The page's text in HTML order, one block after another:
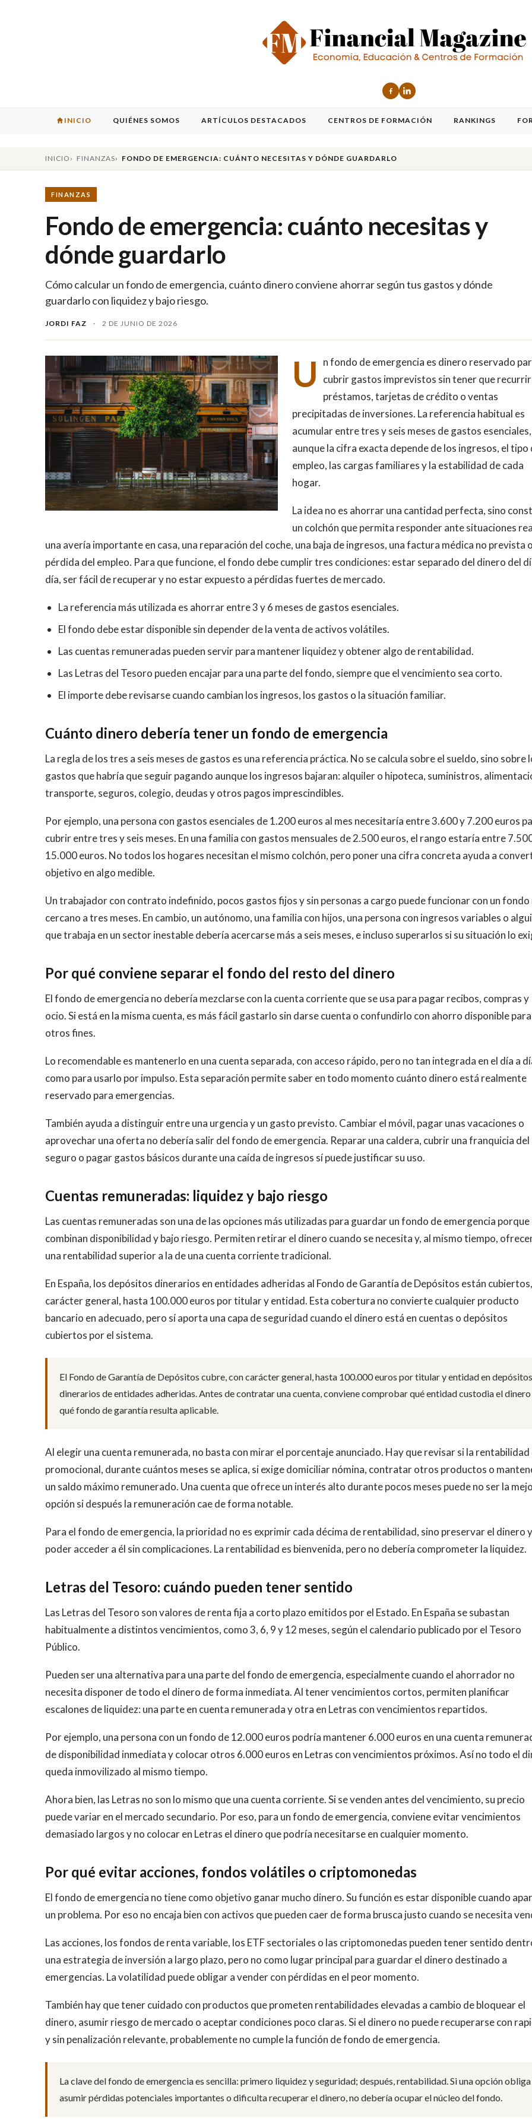
INICIO QUIÉNES SOMOS ARTÍCULOS DESTACADOS CENTROS DE FORMACIÓN RANKINGS
INICIO FINANZAS FONDO DE EMERGENCIA: CUÁNTO NECESITAS Y DÓNDE GUARDARLO
FINANZAS
Fondo de emergencia: cuánto necesitas y
dónde guardarlo
Cómo calcular un fondo de emergencia, cuánto dinero conviene ahorrar según tus gastos y dónde
guardarlo con liquidez y bajo riesgo.
JORDI FAZ · 2 DE JUNIO DE 2026
U
n fondo de emergencia es dinero reservado
cubrir gastos imprevistos sin tener que recurrir
préstamos, tarjetas de crédito o ventas
precipitadas de inversiones. La referencia habitual es
acumular entre tres y seis meses de gastos esenciales,
aunque la cifra exacta depende de los ingresos, el tipo
empleo, las cargas familiares y la estabilidad de cada
hogar.
La idea no es ahorrar una cantidad perfecta, sino
un colchón que permita responder ante situaciones
una avería importante en casa, una reparación del coche, una baja de ingresos, una factura médica no prevista
pérdida del empleo. Para que funcione, el fondo debe cumplir tres condiciones: estar separado del dinero del
día, ser fácil de recuperar y no estar expuesto a pérdidas fuertes de mercado.
La referencia más utilizada es ahorrar entre 3 y 6 meses de gastos esenciales.
El fondo debe estar disponible sin depender de la venta de activos volátiles.
Las cuentas remuneradas pueden servir para mantener liquidez y obtener algo de rentabilidad.
Las Letras del Tesoro pueden encajar para una parte del fondo, siempre que el vencimiento sea corto.
El importe debe revisarse cuando cambian los ingresos, los gastos o la situación familiar.
Cuánto dinero debería tener un fondo de emergencia
La regla de los tres a seis meses de gastos es una referencia práctica. No se calcula sobre el sueldo, sino sobre
gastos que habría que seguir pagando aunque los ingresos bajaran: alquiler o hipoteca, suministros,
transporte, seguros, colegio, deudas y otros pagos imprescindibles.
Por ejemplo, una persona con gastos esenciales de 1.200 euros al mes necesitaría entre 3.600 y 7.200 euros
cubrir entre tres y seis meses. En una familia con gastos mensuales de 2.500 euros, el rango estaría entre
15.000 euros. No todos los hogares necesitan el mismo colchón, pero poner una cifra concreta ayuda a
objetivo en algo medible.
Un trabajador con contrato indefinido, pocos gastos fijos y sin personas a cargo puede funcionar con un fondo
cercano a tres meses. En cambio, un autónomo, una familia con hijos, una persona con ingresos variables o
que trabaja en un sector inestable debería acercarse más a seis meses, e incluso superarlos si su situación lo
Por qué conviene separar el fondo del resto del dinero
El fondo de emergencia no debería mezclarse con la cuenta corriente que se usa para pagar recibos, compras y
ocio. Si está en la misma cuenta, es más fácil gastarlo sin darse cuenta o confundirlo con ahorro disponible para
otros fines.
Lo recomendable es mantenerlo en una cuenta separada, con acceso rápido, pero no tan integrada en el día a
como para usarlo por impulso. Esta separación permite saber en todo momento cuánto dinero está realmente
reservado para emergencias.
También ayuda a distinguir entre una urgencia y un gasto previsto. Cambiar el móvil, pagar unas vacaciones o
aprovechar una oferta no debería salir del fondo de emergencia. Reparar una caldera, cubrir una franquicia del
seguro o pagar gastos básicos durante una caída de ingresos sí puede justificar su uso.
Cuentas remuneradas: liquidez y bajo riesgo
Las cuentas remuneradas son una de las opciones más utilizadas para guardar un fondo de emergencia porque
combinan disponibilidad y bajo riesgo. Permiten retirar el dinero cuando se necesita y, al mismo tiempo,
una rentabilidad superior a la de una cuenta corriente tradicional.
En España, los depósitos dinerarios en entidades adheridas al Fondo de Garantía de Depósitos están
carácter general, hasta 100.000 euros por titular y entidad. Esta cobertura no convierte cualquier producto
bancario en adecuado, pero sí aporta una capa de seguridad cuando el dinero está en cuentas o depósitos
cubiertos por el sistema.
El Fondo de Garantía de Depósitos cubre, con carácter general, hasta 100.000 euros por titular y entidad en depósitos
dinerarios de entidades adheridas. Antes de contratar una cuenta, conviene comprobar qué entidad custodia el
qué fondo de garantía resulta aplicable.
Al elegir una cuenta remunerada, no basta con mirar el porcentaje anunciado. Hay que revisar si la rentabilidad
promocional, durante cuántos meses se aplica, si exige domiciliar nómina, contratar otros productos o
un saldo máximo remunerado. Una cuenta que ofrece un interés alto durante pocos meses puede no ser la
opción si después la remuneración cae de forma notable.
Para el fondo de emergencia, la prioridad no es exprimir cada décima de rentabilidad, sino preservar el dinero y
poder acceder a él sin complicaciones. La rentabilidad es bienvenida, pero no debería comprometer la liquidez.
Letras del Tesoro: cuándo pueden tener sentido
Las Letras del Tesoro son valores de renta fija a corto plazo emitidos por el Estado. En España se subastan
habitualmente a distintos vencimientos, como 3, 6, 9 y 12 meses, según el calendario publicado por el Tesoro
Público.
Pueden ser una alternativa para una parte del fondo de emergencia, especialmente cuando el ahorrador no
necesita disponer de todo el dinero de forma inmediata. Al tener vencimientos cortos, permiten planificar
escalones de liquidez: una parte en cuenta remunerada y otra en Letras con vencimientos repartidos.
Por ejemplo, una persona con un fondo de 12.000 euros podría mantener 6.000 euros en una cuenta
de disponibilidad inmediata y colocar otros 6.000 euros en Letras con vencimientos próximos. Así no todo el
queda inmovilizado al mismo tiempo.
Ahora bien, las Letras no son lo mismo que una cuenta corriente. Si se venden antes del vencimiento, su precio
puede variar en el mercado secundario. Por eso, para un fondo de emergencia, conviene evitar vencimientos
demasiado largos y no colocar en Letras el dinero que podría necesitarse en cualquier momento.
Por qué evitar acciones, fondos volátiles o criptomonedas
El fondo de emergencia no tiene como objetivo ganar mucho dinero. Su función es estar disponible cuando
un problema. Por eso no encaja bien con activos que pueden caer de forma brusca justo cuando se necesita
Las acciones, los fondos de renta variable, los ETF sectoriales o las criptomonedas pueden tener sentido
una estrategia de inversión a largo plazo, pero no como lugar principal para guardar el dinero destinado a
emergencias. La volatilidad puede obligar a vender con pérdidas en el peor momento.
También hay que tener cuidado con productos que prometen rentabilidades elevadas a cambio de bloquear el
dinero, asumir riesgo de mercado o aceptar condiciones poco claras. Si el dinero no puede recuperarse con
y sin penalización relevante, probablemente no cumple la función de fondo de emergencia.
La clave del fondo de emergencia es sencilla: primero liquidez y seguridad; después, rentabilidad. Si una opción obliga
asumir pérdidas potenciales importantes o dificulta recuperar el dinero, no debería ocupar el núcleo del fondo.